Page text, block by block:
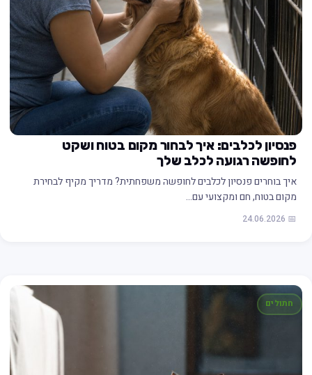
פנסיון לכלבים: איך לבחור מקום בטוח ושקט
לחופשה רגועה לכלב שלך
איך בוחרים פנסיון לכלבים לחופשה משפחתית? מדריך מקיף לבחירת
מקום בטוח, חם ומקצועי עם…
📅 24.06.2026
חתולים